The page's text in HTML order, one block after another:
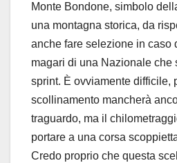
Monte Bondone, simbolo
una montagna storica, da
anche fare selezione in caso
magari di una Nazionale che
sprint. È ovviamente difficile,
scollinamento mancherà
traguardo, ma il
portare a una corsa
Credo proprio che questa